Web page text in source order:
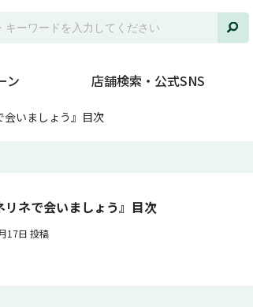
ン 店舗検索・公式SNS
会いましょう』目次
リネで会いましょう』目次
17日 投稿